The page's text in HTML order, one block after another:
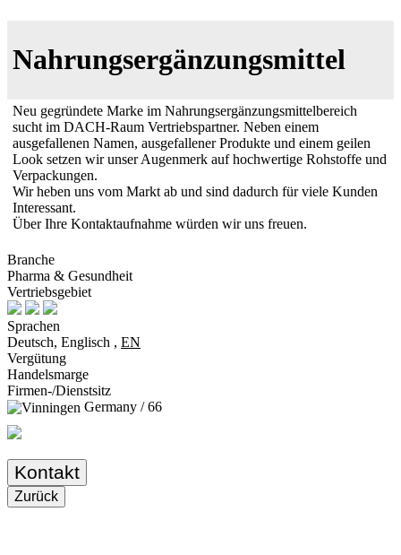
Nahrungsergänzungsmittel
Neu gegründete Marke im Nahrungsergänzungsmittelbereich
sucht im DACH-Raum Vertriebspartner. Neben einem
ausgefallenen Namen, ausgefallener Produkte und einem geilen
Look setzen wir unser Augenmerk auf hochwertige Rohstoffe und
Verpackungen.
Wir heben uns vom Markt ab und sind dadurch für viele Kunden
Interessant.
Über Ihre Kontaktaufnahme würden wir uns freuen.
Branche
Pharma & Gesundheit
Vertriebsgebiet
Sprachen
Deutsch, Englisch , EN
Vergütung
Handelsmarge
Firmen-/Dienstsitz
Germany / 66
Kontakt
Zurück